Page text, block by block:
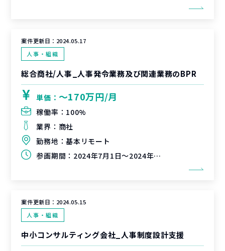
案件更新日： 2024.05.17
人事・組織
総合商社/人事_人事発令業務及び関連業務のBPR
単価： 〜170万円/月
稼働率： 100%
業界： 商社
勤務地：基本リモート
参画期間： 2024年7月1日～2024年9月30日（延長可能性有）
案件更新日： 2024.05.15
人事・組織
中小コンサルティング会社_人事制度設計支援